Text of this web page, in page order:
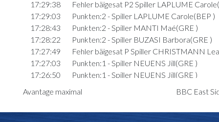
17:29:38
Fehler bäigesat P2 Spiller LAPLUME
17:29:03
Punkten:2 - Spiller LAPLUME Carole(BEP )
17:28:43
Punkten:2 - Spiller MANTI Maé(GRE )
17:28:22
Punkten:2 - Spiller BUZASI Barbora(GRE )
17:27:49
Fehler bäigesat P Spiller CHRISTMANN
17:27:03
Punkten:1 - Spiller NEUENS Jill(GRE )
17:26:50
Punkten:1 - Spiller NEUENS Jill(GRE )
17:25:13
17:24:59
Punkten:2 - Spiller BUZASI Barbora(GRE )
Avantage maximal BBC East